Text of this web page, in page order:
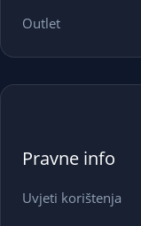
Outlet
Pravne info
Uvjeti korištenja